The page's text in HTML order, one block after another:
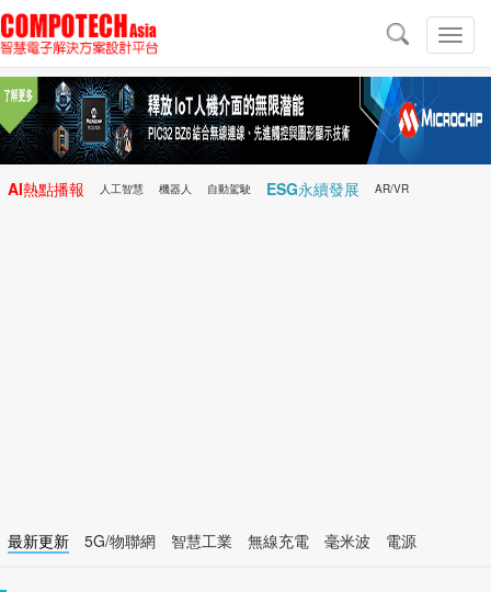
切
換
導
導
航
AI熱點播報 人工智慧 機器人 自動駕駛 ESG永續發展 AR/VR
最新更新 5G/物聯網 智慧工業 無線充電 毫米波
電源